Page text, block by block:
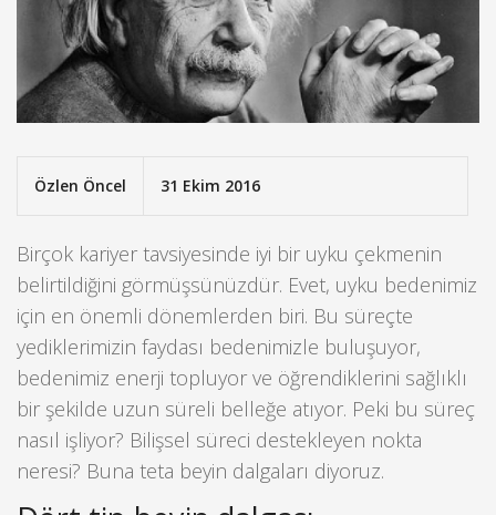
Özlen Öncel 31 Ekim 2016
Birçok kariyer tavsiyesinde iyi bir uyku çekmenin
belirtildiğini görmüşsünüzdür. Evet, uyku bedenimiz
için en önemli dönemlerden biri. Bu süreçte
yediklerimizin faydası bedenimizle buluşuyor,
bedenimiz enerji topluyor ve öğrendiklerini sağlıklı
bir şekilde uzun süreli belleğe atıyor. Peki bu süreç
nasıl işliyor? Bilişsel süreci destekleyen nokta
neresi? Buna teta beyin dalgaları diyoruz.